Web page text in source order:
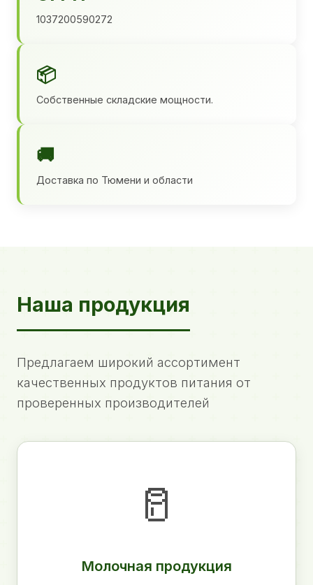
1037200590272
📦
Собственные складские мощности.
🚚
Доставка по Тюмени и области
Наша продукция
Предлагаем широкий ассортимент
качественных продуктов питания от
проверенных производителей
🥛
Молочная продукция